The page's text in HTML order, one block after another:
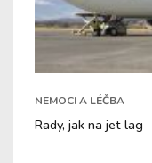
NEMOCI A LÉČBA
Rady, jak na jet lag